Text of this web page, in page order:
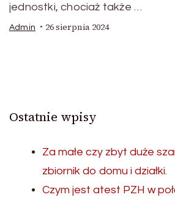
jednostki, chociaż także …
Admin 26 sierpnia 2024
Ostatnie wpisy
Za małe czy zbyt duże
zbiornik do domu i działki.
Czym jest atest PZH w